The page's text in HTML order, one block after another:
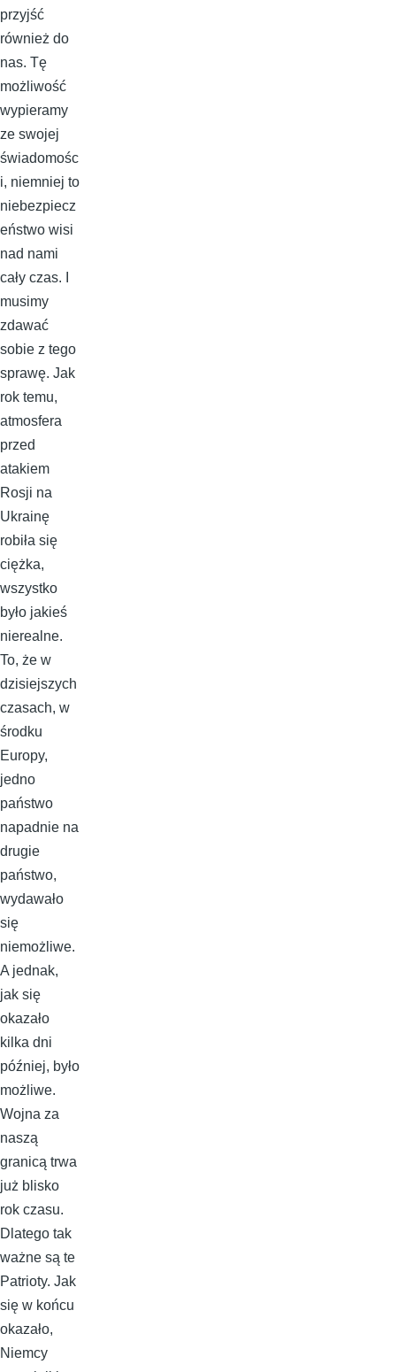
przyjść
również do
nas. Tę
możliwość
wypieramy
ze swojej
świadomośc
i, niemniej to
niebezpiecz
eństwo wisi
nad nami
cały czas. I
musimy
zdawać
sobie z tego
sprawę. Jak
rok temu,
atmosfera
przed
atakiem
Rosji na
Ukrainę
robiła się
ciężka,
wszystko
było jakieś
nierealne.
To, że w
dzisiejszych
czasach, w
środku
Europy,
jedno
państwo
napadnie na
drugie
państwo,
wydawało
się
niemożliwe.
A jednak,
jak się
okazało
kilka dni
później, było
możliwe.
Wojna za
naszą
granicą trwa
już blisko
rok czasu.
Dlatego tak
ważne są te
Patrioty. Jak
się w końcu
okazało,
Niemcy